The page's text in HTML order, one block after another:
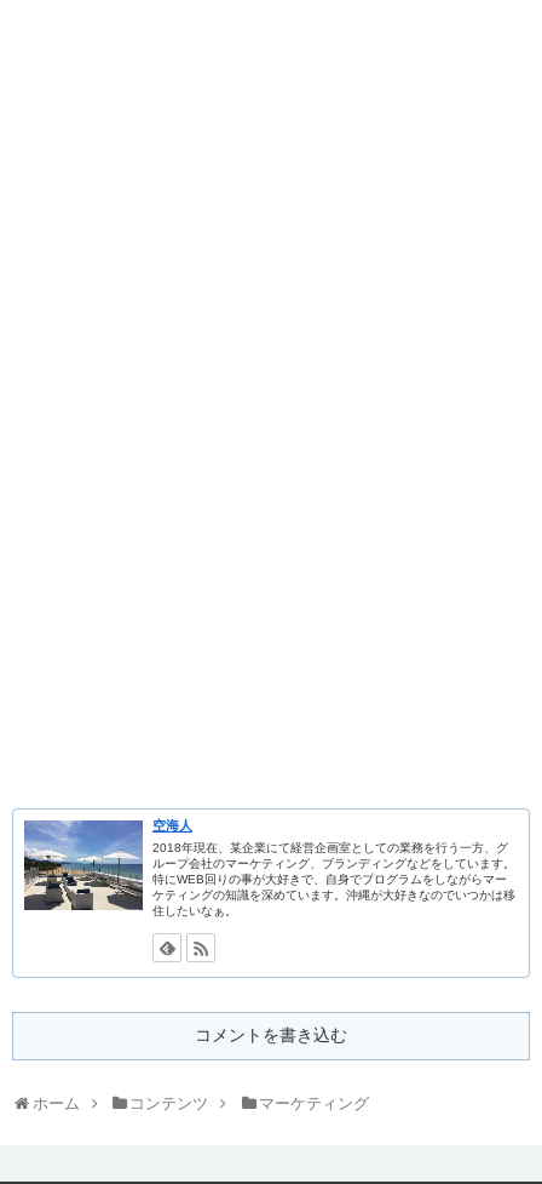
空海人
2018年現在、某企業にて経営企画室としての業務を行う一方、グ
ループ会社のマーケティング、ブランディングなどをしています。
特にWEB回りの事が大好きで、自身でプログラムをしながらマー
ケティングの知識を深めています。沖縄が大好きなのでいつかは移
住したいなぁ。
コメントを書き込む
ホーム コンテンツ マーケティング